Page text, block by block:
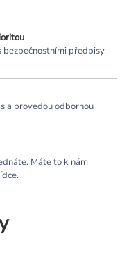
bezpečnostními předpisy
a provedou odbornou
Máte to k nám